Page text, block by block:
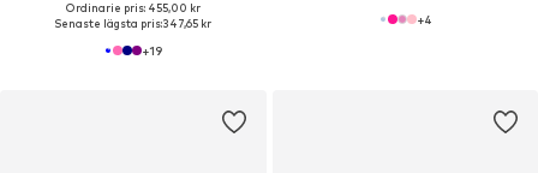
Ordinarie pris: 455,00 kr
Senaste lägsta pris:347,65 kr
+19
+4